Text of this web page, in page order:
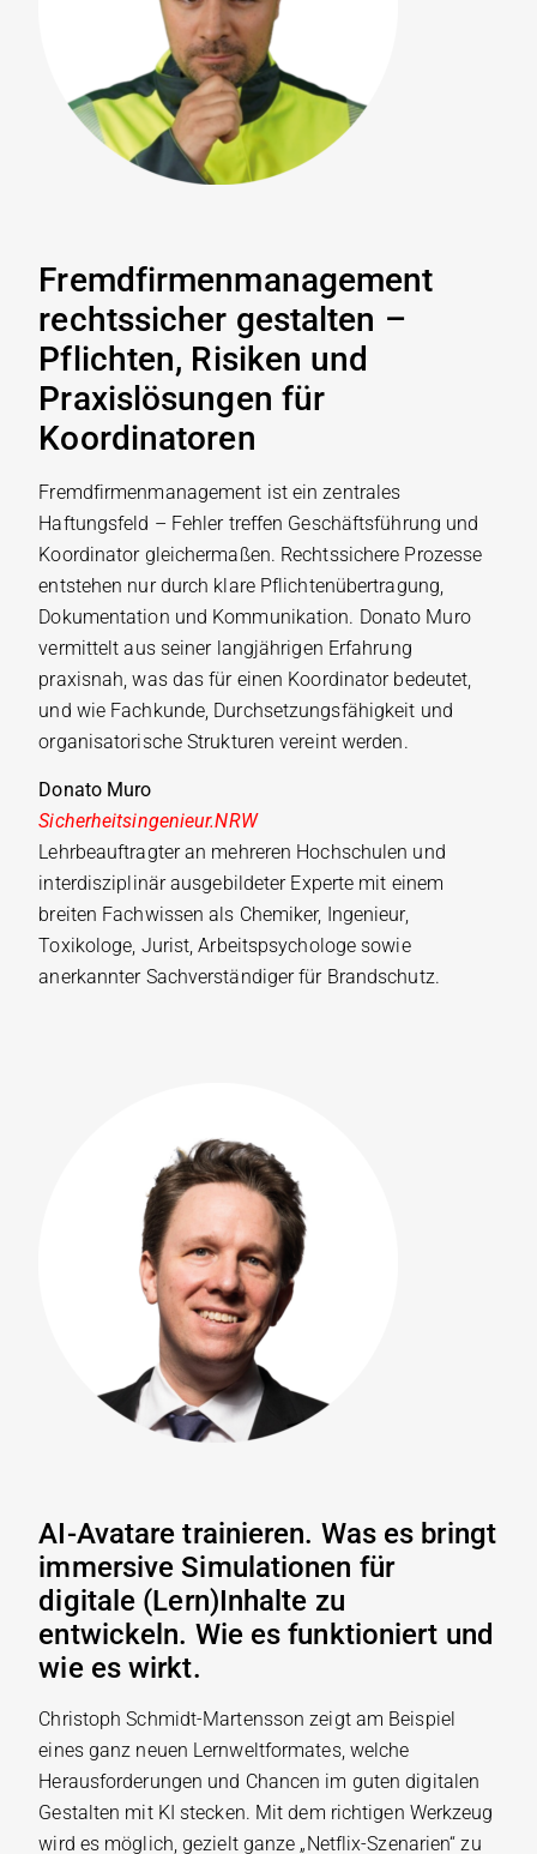
Fremdfirmenmanagement
rechtssicher gestalten –
Pflichten, Risiken und
Praxislösungen für
Koordinatoren
Fremdfirmenmanagement ist ein zentrales
Haftungsfeld – Fehler treffen Geschäftsführung und
Koordinator gleichermaßen. Rechtssichere Prozesse
entstehen nur durch klare Pflichtenübertragung,
Dokumentation und Kommunikation. Donato Muro
vermittelt aus seiner langjährigen Erfahrung
praxisnah, was das für einen Koordinator bedeutet,
und wie Fachkunde, Durchsetzungsfähigkeit und
organisatorische Strukturen vereint werden.
Donato Muro
Sicherheitsingenieur.NRW
Lehrbeauftragter an mehreren Hochschulen und
interdisziplinär ausgebildeter Experte mit einem
breiten Fachwissen als Chemiker, Ingenieur,
Toxikologe, Jurist, Arbeitspsychologe sowie
anerkannter Sachverständiger für Brandschutz.
AI-Avatare trainieren. Was es bringt
immersive Simulationen für
digitale (Lern)Inhalte zu
entwickeln. Wie es funktioniert und
wie es wirkt.
Christoph Schmidt-Martensson zeigt am Beispiel
eines ganz neuen Lernweltformates, welche
Herausforderungen und Chancen im guten digitalen
Gestalten mit KI stecken. Mit dem richtigen Werkzeug
wird es möglich, gezielt ganze „Netflix-Szenarien“ zu